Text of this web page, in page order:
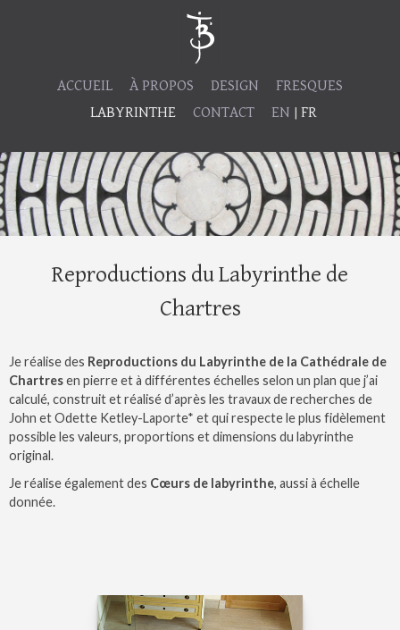
ACCUEIL À PROPOS DESIGN
FRESQUES
LABYRINTHE
CONTACT EN FR
Reproductions du Labyrinthe de
Chartres
Je réalise des Reproductions du Labyrinthe de la Cathédrale de
Chartresen pierre et à différentes échelles selon un plan que j’ai
calculé, construit et réalisé d’après les travaux de recherches de
John et Odette Ketley-Laporte* et qui respecte le plus fidèlement
possible les valeurs, proportions et dimensions du labyrinthe
original.
Je réalise également des Cœurs de labyrinthe, aussi à échelle
donnée.